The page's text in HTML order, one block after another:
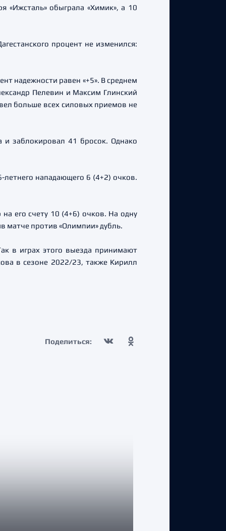
«Ижсталь» обыграла «Химик», а 10
процент не изменился:
надежности равен «+5». В среднем
Пелевин и Максим Глинский
больше всех силовых приемов не
заблокировал 41 бросок. Однако
нападающего 6 (4+2) очков.
его счету 10 (4+6) очков. На одну
матче против «Олимпии» дубль.
в играх этого выезда принимают
в сезоне 2022/23, также Кирилл
Поделиться: